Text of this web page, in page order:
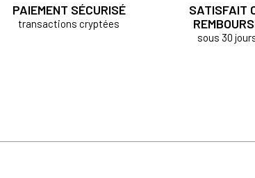
PAIEMENT SÉCURISÉ
transactions cryptées
SATISFAIT
sous 30